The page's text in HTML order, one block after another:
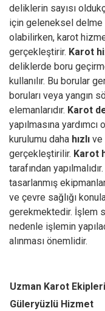
deliklerin sayısı
için geleneksel delme
olabilirken, karot
gerçekleştirir. Karot
deliklerde boru
kullanılır. Bu borular
boruları veya yangın
elemanlarıdır. Karot
yapılmasına
kurulumu daha hızlı ve
gerçekleştirilir. Karot
tarafından
tasarlanmış
ve çevre sağlığı
gerekmektedir. İşlem
nedenle işlemin
alınması önemlidir.
Uzman Karot Ekipleri
Güleryüzlü Hizmet